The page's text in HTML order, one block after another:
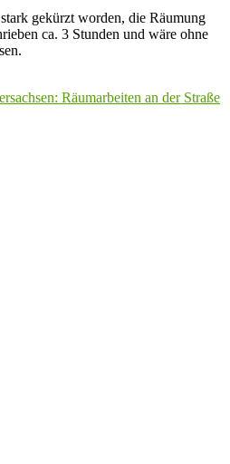
gekürzt worden, die Räumung
ca. 3 Stunden und wäre ohne
Räumarbeiten an der Straße